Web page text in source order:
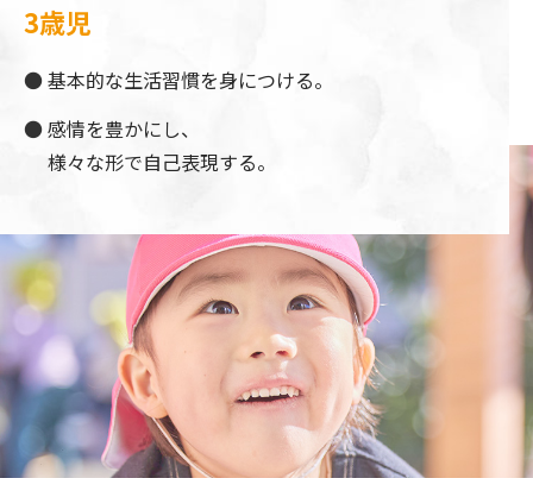
3歳児
基本的な生活習慣を身につける。
感情を豊かにし、
様々な形で自己表現する。